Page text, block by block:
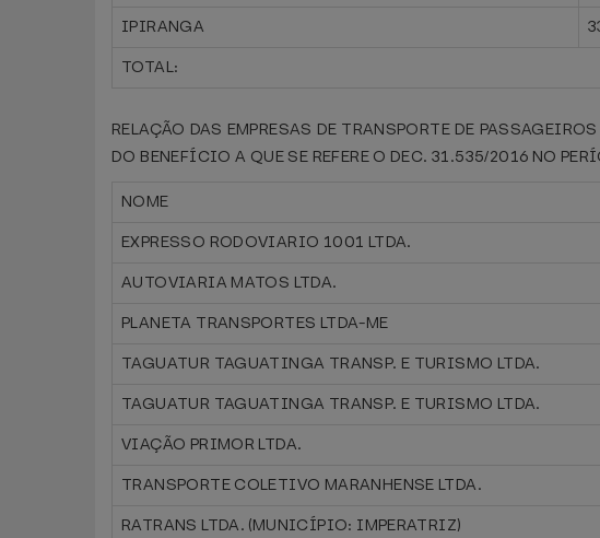
IPIRANGA
TOTAL:
RELAÇÃO DAS EMPRESAS DE TRANSPORTE DE
DO BENEFÍCIO A QUE SE REFERE O DEC. 31.535/2016 NO
NOME
EXPRESSO RODOVIARIO 1001 LTDA.
AUTOVIARIA MATOS LTDA.
PLANETA TRANSPORTES LTDA-ME
TAGUATUR TAGUATINGA TRANSP. E TURISMO LTDA.
TAGUATUR TAGUATINGA TRANSP. E TURISMO LTDA.
VIAÇÃO PRIMOR LTDA.
TRANSPORTE COLETIVO MARANHENSE LTDA.
RATRANS LTDA. (MUNICÍPIO: IMPERATRIZ)